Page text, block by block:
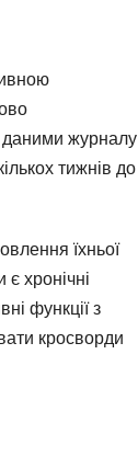
даними журналу
тижнів до
їхньої
хронічні
функції з
кросворди